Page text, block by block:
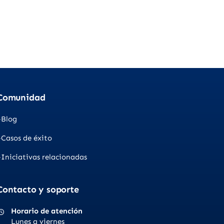
Blog
Casos de éxito
Iniciativas relacionadas
y soporte
Horario de atención
Lunes a viernes